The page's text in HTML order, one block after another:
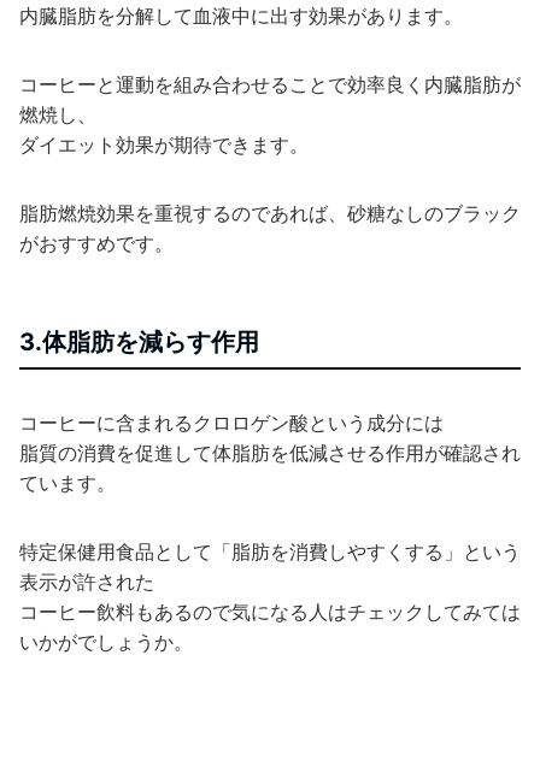
内臓脂肪を分解して血液中に出す効果があります。
コーヒーと運動を組み合わせることで効率良く内臓脂肪が
燃焼し、
ダイエット効果が期待できます。
脂肪燃焼効果を重視するのであれば、砂糖なしのブラック
がおすすめです。
3.体脂肪を減らす作用
コーヒーに含まれるクロロゲン酸という成分には
脂質の消費を促進して体脂肪を低減させる作用が確認され
ています。
特定保健用食品として「脂肪を消費しやすくする」という
表示が許された
コーヒー飲料もあるので気になる人はチェックしてみては
いかがでしょうか。